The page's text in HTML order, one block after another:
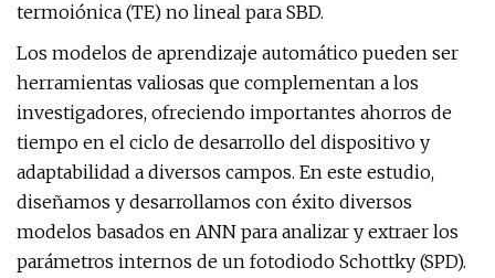
termoiónica (TE) no lineal para SBD.
Los modelos de aprendizaje automático pueden ser
herramientas valiosas que complementan a los
investigadores, ofreciendo importantes ahorros de
tiempo en el ciclo de desarrollo del dispositivo y
adaptabilidad a diversos campos. En este estudio,
diseñamos y desarrollamos con éxito diversos
modelos basados ​​en ANN para analizar y extraer los
parámetros internos de un fotodiodo Schottky (SPD).